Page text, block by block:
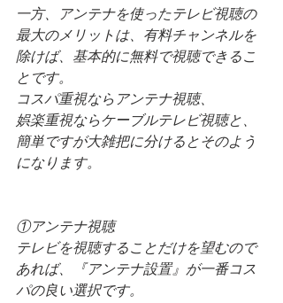
一方、アンテナを使ったテレビ視聴の
最大のメリットは、有料チャンネルを
除けば、基本的に無料で視聴できるこ
とです。
コスパ重視ならアンテナ視聴、
娯楽重視ならケーブルテレビ視聴と、
簡単ですが大雑把に分けるとそのよう
になります。
①アンテナ視聴
テレビを視聴することだけを望むので
あれば、『アンテナ設置』が一番コス
パの良い選択です。